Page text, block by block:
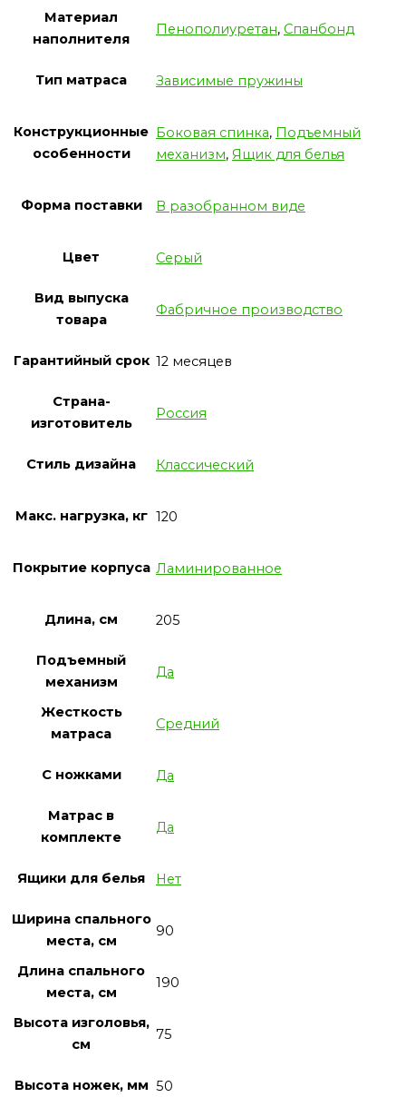
Материал
наполнителя
Пенополиуретан, Спанбонд
Тип матраса Зависимые пружины
Конструкционные
особенности
Боковая спинка, Подъемный
механизм, Ящик для белья
Форма поставки В разобранном виде
Цвет Серый
Вид выпуска
товара
Фабричное производство
Гарантийный срок 12 месяцев
Страна-
изготовитель
Россия
Стиль дизайна Классический
Макс. нагрузка, кг 120
Покрытие корпуса Ламинированное
Длина, см 205
Подъемный
механизм
Да
Жесткость
матраса
Средний
С ножками Да
Матрас в
комплекте
Да
Ящики для белья Нет
Ширина спального
места, см
90
Длина спального
места, см
190
Высота изголовья,
см
75
Высота ножек, мм 50